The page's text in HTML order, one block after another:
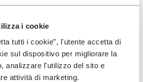
i cookie
tutti i cookie”, l'utente accetta di
sul dispositivo per migliorare la
analizzare l'utilizzo del sito e
attività di marketing.
bis zur Ferse: 11.5 CM